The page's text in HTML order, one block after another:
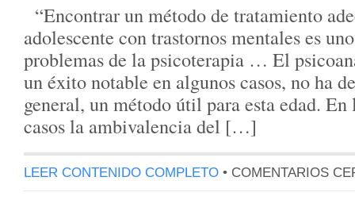
“Encontrar un método de tratamiento
adolescente con trastornos mentales es
problemas de la psicoterapia … El
un éxito notable en algunos casos, no ha
general, un método útil para esta edad.
casos la ambivalencia del […]
LEER CONTENIDO COMPLETO • COMENTARIOS